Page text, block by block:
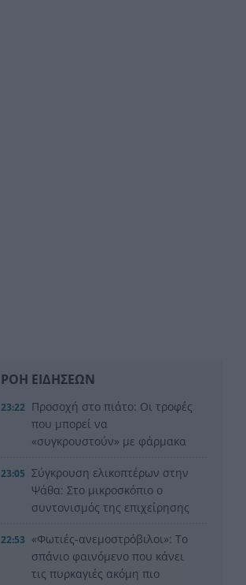
ΡΟΗ ΕΙΔΗΣΕΩΝ
23:22 Προσοχή στο πιάτο: Οι τροφές
που μπορεί να
«συγκρουστούν» με φάρμακα
23:05 Σύγκρουση ελικοπτέρων στην
Ψάθα: Στο μικροσκόπιο ο
συντονισμός της επιχείρησης
22:53 «Φωτιές-ανεμοστρόβιλοι»: Το
σπάνιο φαινόμενο που κάνει
τις πυρκαγιές ακόμη πιο